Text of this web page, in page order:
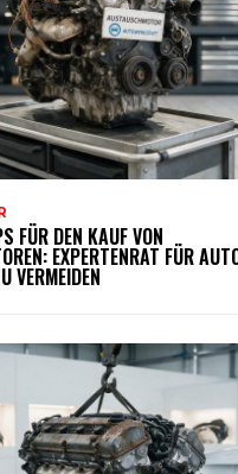
FÜR DEN KAUF VON
EXPERTENRAT FÜR
VERMEIDEN